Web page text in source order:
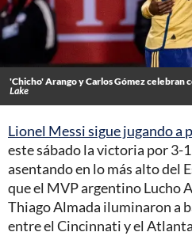
'Chicho' Arango y Carlos Gómez celebran
Lake
Lionel Messi sigue jugando a
este sábado la victoria por 3-
asentando en lo más alto del
que el MVP argentino Lucho
Thiago Almada iluminaron a
entre el Cincinnati y el